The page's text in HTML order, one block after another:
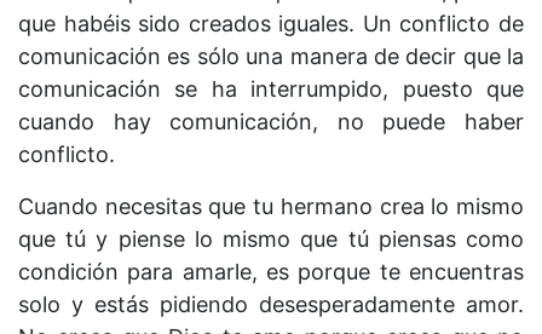
que habéis sido creados iguales. Un conflicto de
comunicación es sólo una manera de decir que la
comunicación se ha interrumpido, puesto que
cuando hay comunicación, no puede haber
conflicto.
Cuando necesitas que tu hermano crea lo mismo
que tú y piense lo mismo que tú piensas como
condición para amarle, es porque te encuentras
solo y estás pidiendo desesperadamente amor.